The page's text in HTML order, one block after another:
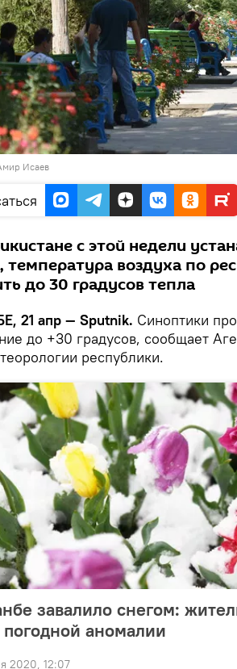
Исаев
с этой недели
температура воздуха по
до 30 градусов тепла
21 апр — Sputnik. Синоптики
до +30 градусов, сообщает
республики.
завалило снегом:
аномалии
2020, 12:07